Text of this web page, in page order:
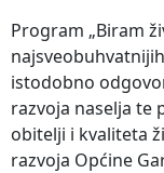
Program „Biram
istodobno
razvoja naselja te
obitelji i kvaliteta
razvoja Općine